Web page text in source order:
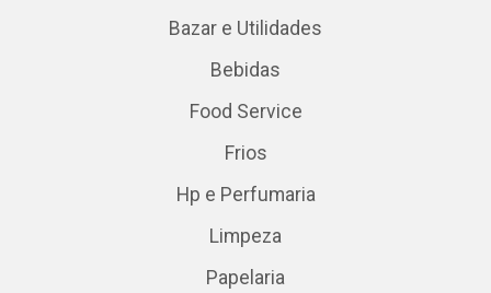
Bazar e Utilidades
Bebidas
Food Service
Frios
Hp e Perfumaria
Limpeza
Papelaria